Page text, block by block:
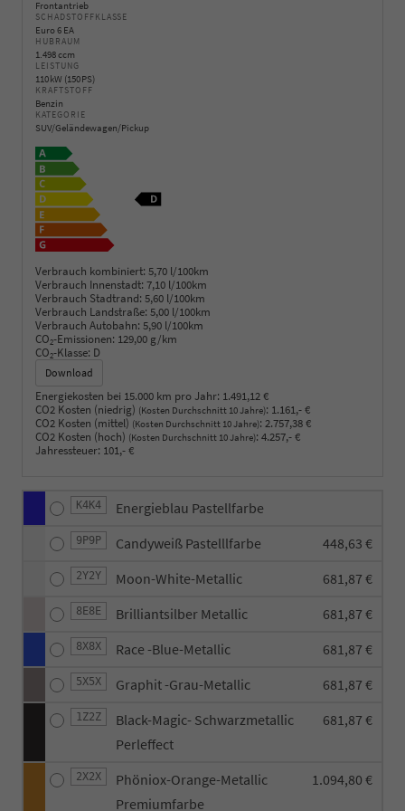
Frontantrieb
SCHADSTOFFKLASSE
Euro 6 EA
HUBRAUM
1.498 ccm
LEISTUNG
110 kW (150 PS)
KRAFTSTOFF
Benzin
KATEGORIE
SUV/Geländewagen/Pickup
Verbrauch kombiniert: 5,70 l/100km
Verbrauch Innenstadt: 7,10 l/100km
Verbrauch Stadtrand: 5,60 l/100km
Verbrauch Landstraße: 5,00 l/100km
Verbrauch Autobahn: 5,90 l/100km
CO2-Emissionen: 129,00 g/km
CO2-Klasse: D
Download
Energiekosten bei 15.000 km pro Jahr: 1.491,12 €
CO2 Kosten (niedrig) (Kosten Durchschnitt 10 Jahre): 1.161,- €
CO2 Kosten (mittel) (Kosten Durchschnitt 10 Jahre): 2.757,38 €
CO2 Kosten (hoch) (Kosten Durchschnitt 10 Jahre): 4.257,- €
Jahressteuer: 101,- €
K4K4 Energieblau Pastellfarbe
9P9P Candyweiß Pastelllfarbe 448,63 €
2Y2Y Moon-White-Metallic 681,87 €
8E8E Brilliantsilber Metallic 681,87 €
8X8X Race -Blue-Metallic 681,87 €
5X5X Graphit -Grau-Metallic 681,87 €
1Z2Z
Black-Magic- Schwarzmetallic
Perleffect
681,87 €
2X2X
Phöniox-Orange-Metallic
Premiumfarbe
1.094,80 €